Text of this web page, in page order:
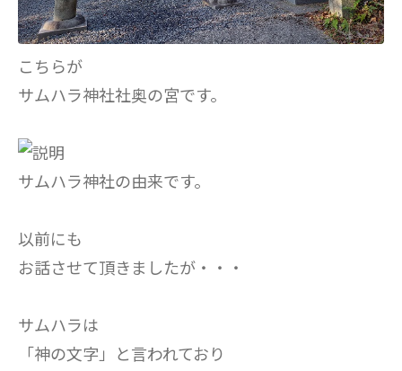
こちらが
サムハラ神社社奥の宮です。
サムハラ神社の由来です。
以前にも
お話させて頂きましたが・・・
サムハラは
「神の文字」と言われており